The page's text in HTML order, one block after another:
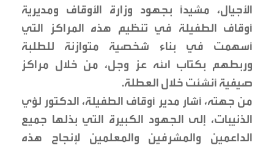
الأجيال، مشيداً بجهود وزارة الأوقاف ومديرية
أوقاف الطفيلة في تنظيم هذه المراكز التي
أسهمت في بناء شخصية متوازنة للطلبة
وربطهم بكتاب الله عز وجل، من خلال مراكز
صيفية أنشئت خلال العطلة.
من جهته، أشار مدير أوقاف الطفيلة، الدكتور لؤي
الذنيبات، إلى الجهود الكبيرة التي بذلها جميع
الداعمين والمشرفين والمعلمين لإنجاح هذه